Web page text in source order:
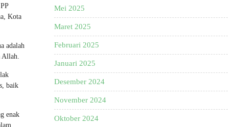
Kota
adalah
Allah.
baik
enak
Mei 2025
Maret 2025
Februari 2025
Januari 2025
Desember 2024
November 2024
Oktober 2024